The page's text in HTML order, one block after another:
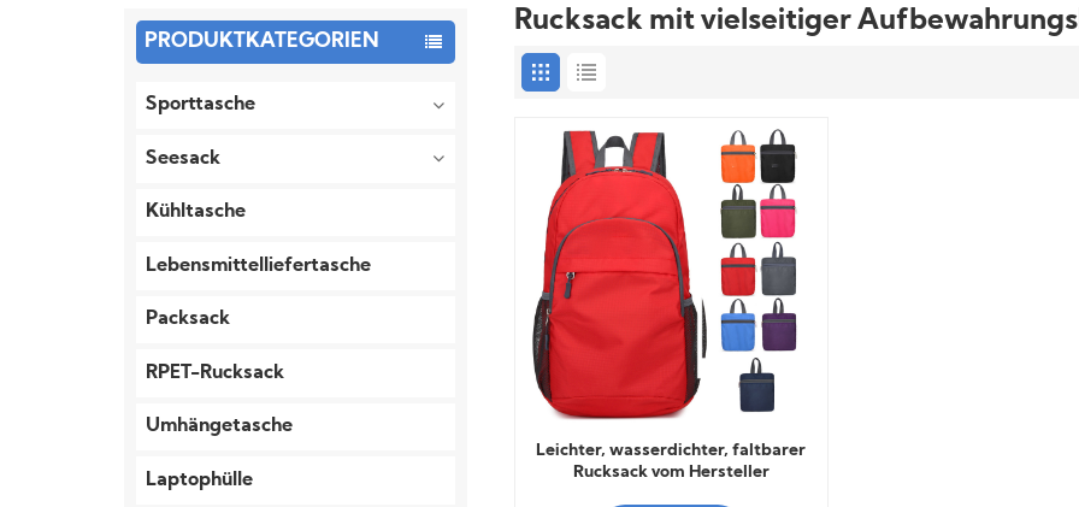
PRODUKTKATEGORIEN
Sporttasche
Seesack
Kühltasche
Lebensmittelliefertasche
Packsack
RPET-Rucksack
Umhängetasche
Laptophülle
Rucksack mit vielseitiger
Leichter, wasserdichter, faltbarer
Rucksack vom Hersteller